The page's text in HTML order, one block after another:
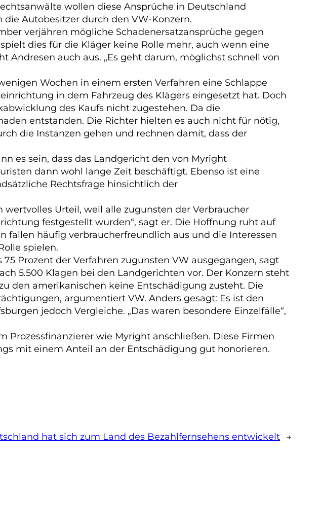
wollen diese Ansprüche in Deutschland
Autobesitzer durch den VW-Konzern.
verjähren mögliche Schadenersatzansprüche gegen
dies für die Kläger keine Rolle mehr, auch wenn eine
auch aus. „Es geht darum, möglichst schnell von
Wochen in einem ersten Verfahren eine Schlappe
in dem Fahrzeug des Klägers eingesetzt hat. Doch
des Kaufs nicht zugestehen. Da die
entstanden. Die Richter hielten es auch nicht für nötig,
die Instanzen gehen und rechnen damit, dass der
es sein, dass das Landgericht den von Myright
dann wohl lange Zeit beschäftigt. Ebenso ist eine
Rechtsfrage hinsichtlich der
Urteil, weil alle zugunsten der Verbraucher
festgestellt wurden“, sagt er. Die Hoffnung ruht auf
fallen häufig verbraucherfreundlich aus und die Interessen
spielen.
Prozent der Verfahren zugunsten VW ausgegangen, sagt
5.500 Klagen bei den Landgerichten vor. Der Konzern steht
den amerikanischen keine Entschädigung zusteht. Die
argumentiert VW. Anders gesagt: Es ist den
jedoch Vergleiche. „Das waren besondere Einzelfälle“,
Prozessfinanzierer wie Myright anschließen. Diese Firmen
mit einem Anteil an der Entschädigung gut honorieren.
hat sich zum Land des Bezahlfernsehens entwickelt →